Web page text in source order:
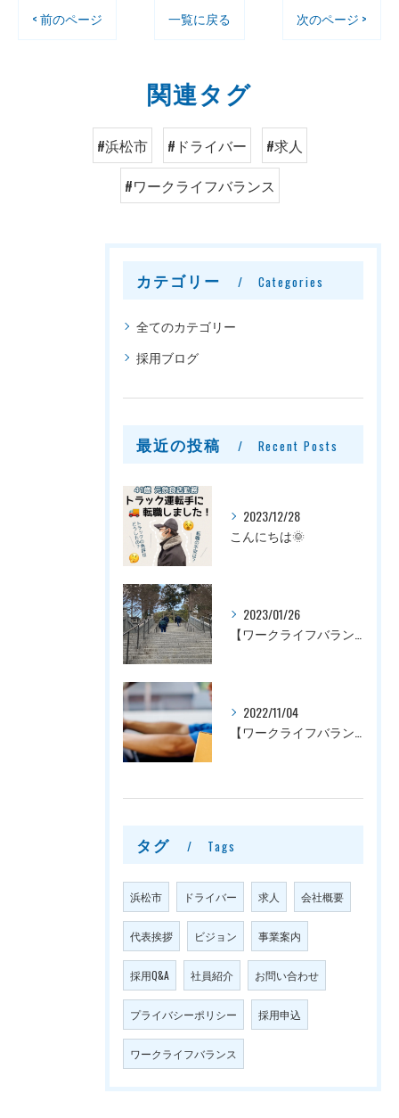
< 前のページ 一覧に戻る 次のページ >
関連タグ
#浜松市 #ドライバー
#求人
#ワークライフバランス
カテゴリー Categories
全てのカテゴリー
採用ブログ
最近の投稿 Recent Posts
2023/12/28
こんにちは🌞
2023/01/26
2022/11/04
タグ Tags
浜松市 ドライバー 求人 会社概要
代表挨拶 ビジョン 事業案内
採用Q&A 社員紹介 お問い合わせ
プライバシーポリシー 採用申込
ワークライフバランス